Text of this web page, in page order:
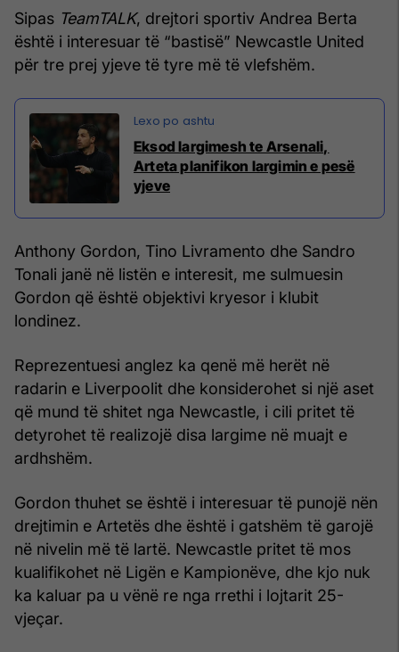
Sipas TeamTALK, drejtori sportiv Andrea Berta
është i interesuar të “bastisë” Newcastle United
për tre prej yjeve të tyre më të vlefshëm.
Eksod largimesh te Arsenali,
Arteta planifikon largimin e pesë
yjeve
Anthony Gordon, Tino Livramento dhe Sandro
Tonali janë në listën e interesit, me sulmuesin
Gordon që është objektivi kryesor i klubit
londinez.
Reprezentuesi anglez ka qenë më herët në
radarin e Liverpoolit dhe konsiderohet si një aset
që mund të shitet nga Newcastle, i cili pritet të
detyrohet të realizojë disa largime në muajt e
ardhshëm.
Gordon thuhet se është i interesuar të punojë nën
drejtimin e Artetës dhe është i gatshëm të garojë
në nivelin më të lartë. Newcastle pritet të mos
kualifikohet në Ligën e Kampionëve, dhe kjo nuk
ka kaluar pa u vënë re nga rrethi i lojtarit 25-
vjeçar.